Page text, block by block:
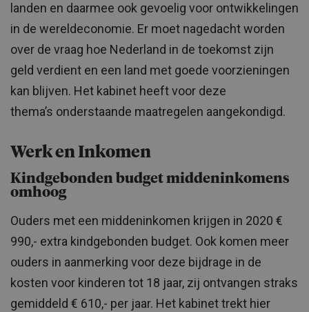
landen en daarmee ook gevoelig voor ontwikkelingen
in de wereldeconomie. Er moet nagedacht worden
over de vraag hoe Nederland in de toekomst zijn
geld verdient en een land met goede voorzieningen
kan blijven. Het kabinet heeftvoor deze
thema’s onderstaande maatregelen aangekondigd.
Werk en Inkomen
Kindgebonden budget middeninkomens
omhoog
Ouders met een middeninkomen krijgen in 2020 €
990,- extra kindgebonden budget. Ook komen meer
ouders in aanmerking voor deze bijdrage in de
kosten voor kinderen tot 18 jaar, zij ontvangen straks
gemiddeld € 610,- per jaar. Het kabinet trekt hier